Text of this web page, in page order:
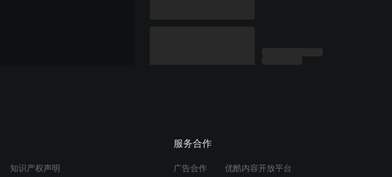
知识产权声明
服务合作
广告合作 优酷内容开放平台